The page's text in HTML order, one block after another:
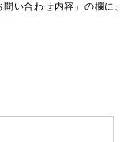
い合わせ内容」の欄に、